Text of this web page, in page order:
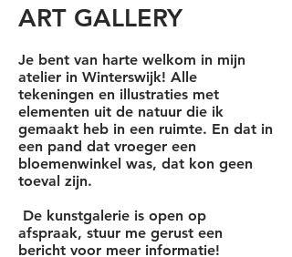
ART GALLERY
Je bent van harte welkom in mijn
atelier in Winterswijk! Alle
tekeningen en illustraties met
elementen uit de natuur die ik
gemaakt heb in een ruimte. En dat in
een pand dat vroeger een
bloemenwinkel was, dat kon geen
toeval zijn.
De kunstgalerie is open op
afspraak, stuur me gerust een
bericht voor meer informatie!